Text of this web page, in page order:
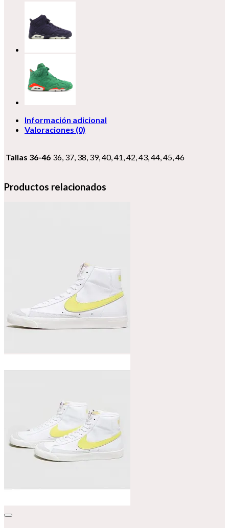
Información adicional
Valoraciones (0)
Tallas 36-46 36, 37, 38, 39, 40, 41, 42, 43, 44, 45, 46
Productos relacionados